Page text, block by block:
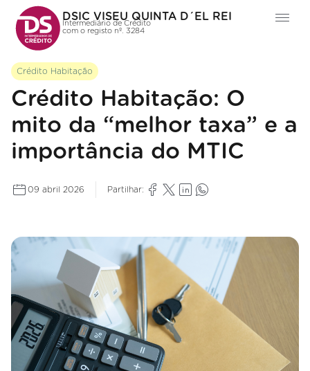
DSIC VISEU QUINTA D´EL REI
Intermediário de Crédito
com o registo nº. 3284
Crédito Habitação
Crédito Habitação: O
mito da “melhor taxa” e a
importância do MTIC
09 abril 2026 Partilhar: